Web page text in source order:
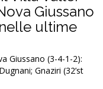
Giussano
ultime
Giussano (3-4-1-2):
Gnaziri (32’st